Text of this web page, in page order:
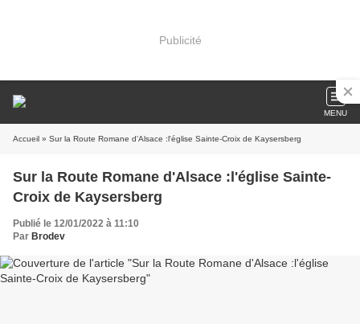
Publicité
MENU
Accueil » Sur la Route Romane d'Alsace :l'église Sainte-Croix de Kaysersberg
Sur la Route Romane d'Alsace :l'église Sainte-
Croix de Kaysersberg
Publié le 12/01/2022 à 11:10
Par Brodev